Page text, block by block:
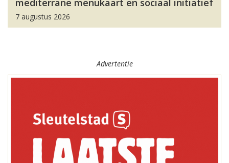
mediterrane menukaart en sociaal initiatief
7 augustus 2026
Advertentie